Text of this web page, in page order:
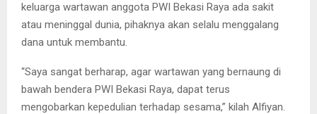
keluarga wartawan anggota PWI Bekasi Raya ada sakit
atau meninggal dunia, pihaknya akan selalu menggalang
dana untuk membantu.
“Saya sangat berharap, agar wartawan yang bernaung di
bawah bendera PWI Bekasi Raya, dapat terus
mengobarkan kepedulian terhadap sesama,” kilah Alfiyan.